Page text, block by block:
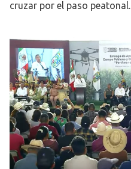
cruzar por el paso peatonal.